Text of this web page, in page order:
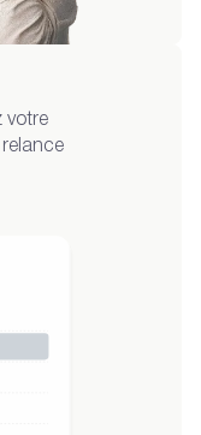
votre